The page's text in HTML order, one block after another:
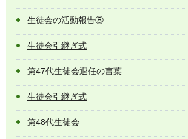
生徒会の活動報告⑧
生徒会引継ぎ式
第47代生徒会退任の言葉
生徒会引継ぎ式
第48代生徒会